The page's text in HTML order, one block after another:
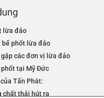
lừa đảo
bể phốt lừa đảo
các đơn vị lừa đảo
tại Mỹ Đức
Tấn Phát:
chất thải hút ra